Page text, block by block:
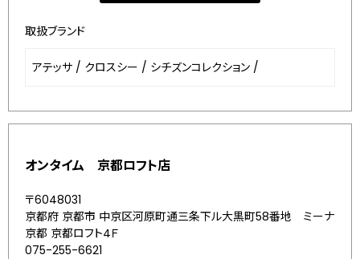
取扱ブランド
アテッサ / クロスシー / シチズンコレクション /
オンタイム 京都ロフト店
〒6048031
京都府 京都市 中京区河原町通三条下ル大黒町58番地 ミーナ
京都 京都ロフト4Ｆ
075-255-6621